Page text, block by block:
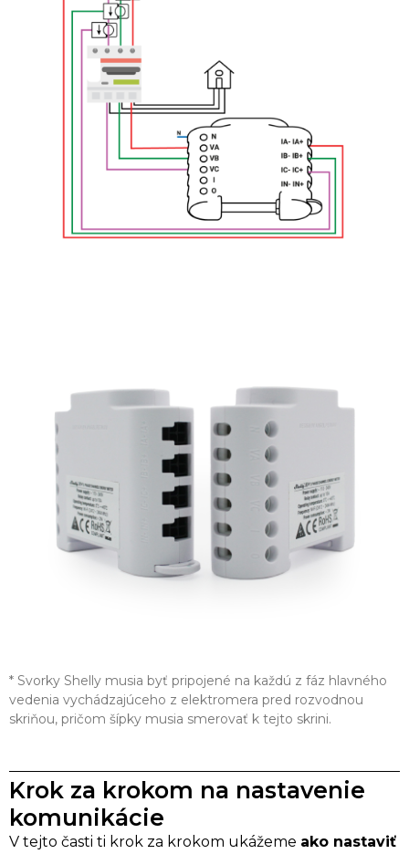
* Svorky Shelly musia byť pripojené na každú z fáz hlavného
vedenia vychádzajúceho z elektromera pred rozvodnou
skriňou, pričom šípky musia smerovať k tejto skrini.
Krok za krokom na nastavenie
komunikácie
V tejto časti ti krok za krokom ukážeme ako nastaviť